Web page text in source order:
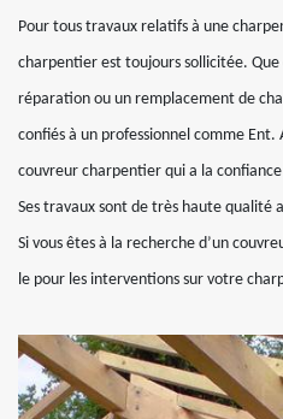
Pour tous travaux relatifs à une
charpentier est toujours sollicitée.
réparation ou un remplacement de
confiés à un professionnel comme
couvreur charpentier qui a la
Ses travaux sont de très haute qualité
Si vous êtes à la recherche d’un
le pour les interventions sur votre